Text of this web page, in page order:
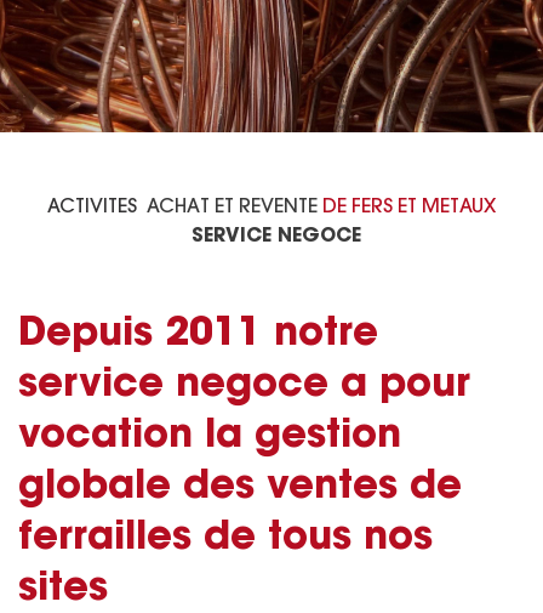
ACTIVITES ACHAT ET REVENTE DE FERS ET METAUX
SERVICE NEGOCE
Depuis 2011 notre
service negoce a pour
vocation la gestion
globale des ventes de
ferrailles de tous nos
sites